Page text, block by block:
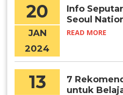
20
JAN
2024
Info
Seoul
READ MORE
13
7
untuk